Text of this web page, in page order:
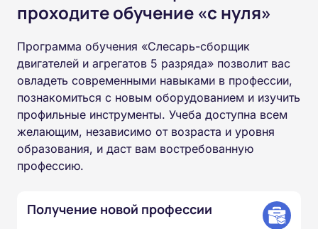
проходите обучение «с нуля»
Программа обучения «Слесарь-сборщик
двигателей и агрегатов 5 разряда» позволит вас
овладеть современными навыками в профессии,
познакомиться с новым оборудованием и изучить
профильные инструменты. Учеба доступна всем
желающим, независимо от возраста и уровня
образования, и даст вам востребованную
профессию.
Получение новой профессии